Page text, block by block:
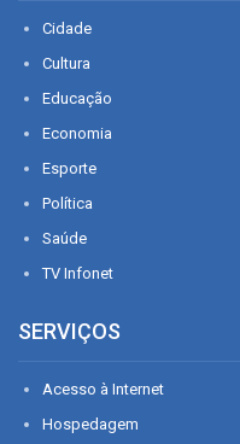
Cidade
Cultura
Educação
Economia
Esporte
Política
Saúde
TV Infonet
SERVIÇOS
Acesso à Internet
Hospedagem